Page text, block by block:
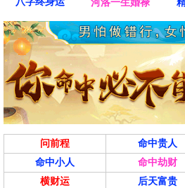
河洛一生婚禄
问前程 命中贵人
命中小人
命中劫财
横财运
后天富贵